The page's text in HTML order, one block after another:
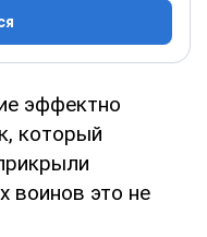
эффектно
который
воинов это не